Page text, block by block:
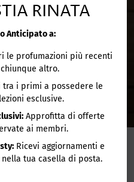
RINATA
Anticipato a:
le profumazioni più recenti
altro.
tra i primi a possedere le
esclusive.
Approfitta di offerte
ai membri.
Ricevi aggiornamenti e
tua casella di posta.
PROFUMERIA